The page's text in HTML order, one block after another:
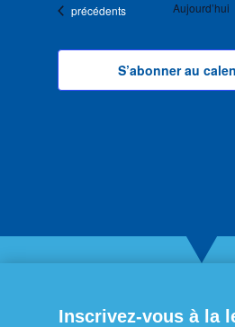
Évènements
précédents Aujourd’hui
S’abonner au
Inscrivez-vous à la